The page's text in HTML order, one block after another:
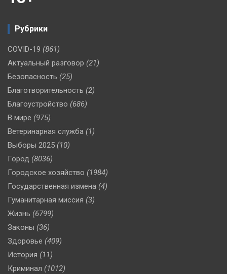
Рубрики
COVID-19 (861)
Актуальный разговор (21)
Безопасность (25)
Благотворительность (2)
Благоустройство (686)
В мире (975)
Ветеринарная служба (1)
Выборы 2025 (10)
Город (8036)
Городское хозяйство (1984)
Государственная измена (4)
Гуманитарная миссия (3)
Жизнь (6799)
Законы (36)
Здоровье (409)
История (11)
Криминал (1012)